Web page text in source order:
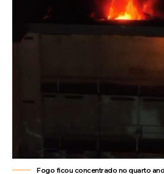
Fogo ficou concentrado no quarto